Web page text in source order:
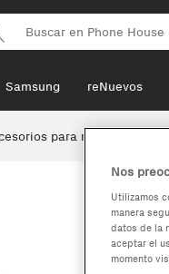
Samsung reNuevos
para móviles
Nos
Utilizamos
manera
datos de la
aceptar el
momento